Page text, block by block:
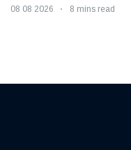
08 08 2026 8 mins read